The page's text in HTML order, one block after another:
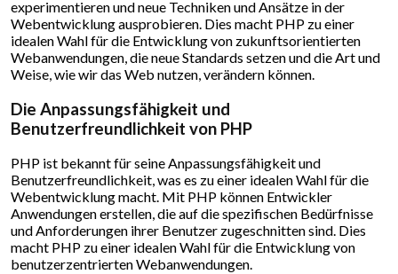
experimentieren und neue Techniken und Ansätze in der
Webentwicklung ausprobieren. Dies macht PHP zu einer
idealen Wahl für die Entwicklung von zukunftsorientierten
Webanwendungen, die neue Standards setzen und die Art und
Weise, wie wir das Web nutzen, verändern können.
Die Anpassungsfähigkeit und
Benutzerfreundlichkeit von PHP
PHP ist bekannt für seine Anpassungsfähigkeit und
Benutzerfreundlichkeit, was es zu einer idealen Wahl für die
Webentwicklung macht. Mit PHP können Entwickler
Anwendungen erstellen, die auf die spezifischen Bedürfnisse
und Anforderungen ihrer Benutzer zugeschnitten sind. Dies
macht PHP zu einer idealen Wahl für die Entwicklung von
benutzerzentrierten Webanwendungen.